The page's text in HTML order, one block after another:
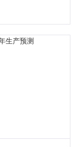
开&ldquo;生物发酵